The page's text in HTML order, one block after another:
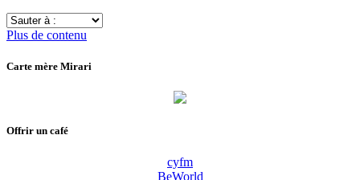
Sauter
à
Plus de contenu
Carte mère Mirari
Offrir un café
cyfm
BeWorld